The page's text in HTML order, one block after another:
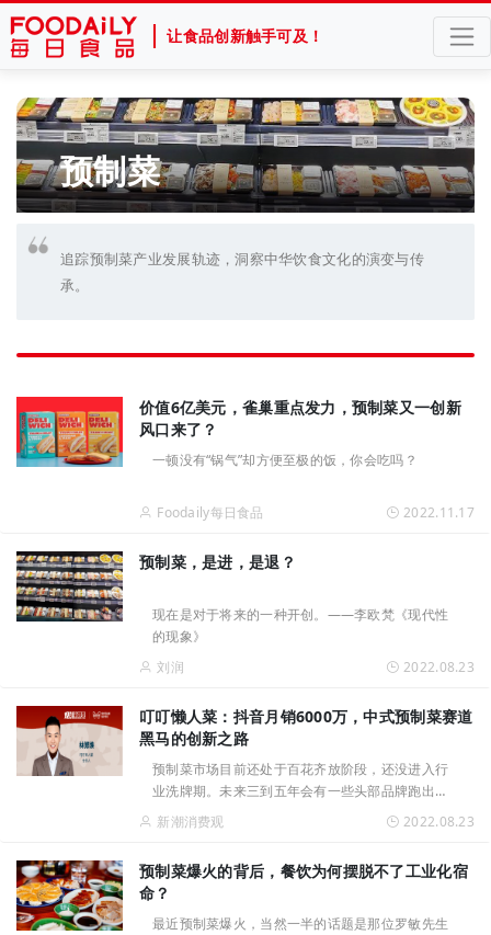
让食品创新触手可及！
预制菜
追踪预制菜产业发展轨迹，洞察中华饮食文化的演变与传
承。
价值6亿美元，雀巢重点发力，预制菜又一创新
风口来了？
一顿没有“锅气”却方便至极的饭，你会吃吗？
Foodaily每日食品 2022.11.17
预制菜，是进，是退？
现在是对于将来的一种开创。——李欧梵《现代性
的现象》
刘润
2022.08.23
叮叮懒人菜：抖音月销6000万，中式预制菜赛道
黑马的创新之路
预制菜市场目前还处于百花齐放阶段，还没进入行
业洗牌期。未来三到五年会有一些头部品牌跑出
来，整个行业格局会发生变化。
新潮消费观 2022.08.23
预制菜爆火的背后，餐饮为何摆脱不了工业化宿
命？
最近预制菜爆火，当然一半的话题是那位罗敏先生